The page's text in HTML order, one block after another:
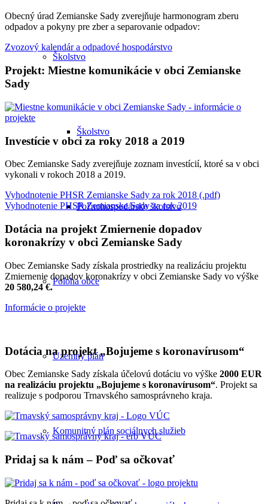
Školstvo
Školstvo
Poľnohospodárske školstvo
Poloha obce
Územný plán
Komunitný plán sociálnych služieb
Obecný úrad Zemianske Sady zverejňuje harmonogram zberu
odpadov a pokyny pre zber a separovanie odpadov:
Zvozový kalendár a odpadové hospodárstvo
Projekt: Miestne komunikácie v obci Zemianske
Sady
Investície v obci za roky 2018 a 2019
Obec Zemianske Sady zverejňuje zoznam investícií, ktoré sa v obci
vykonali v rokoch 2018 a 2019.
Vyhodnotenie PHSR Zemianske Sady za rok 2018 (.pdf)
Vyhodnotenie PHSR Zemianske Sady za rok 2019
Dotácia na projekt Zmiernenie dopadov
koronakrízy v obci Zemianske Sady
Obec Zemianske Sady získala prostriedky na realizáciu projektu
Zmiernenie dopadov koronakrízy v obci Zemianske Sady vo výške
20 580,24 €.
Informácie o projekte
Dotácia na projekt „Bojujeme s koronavírusom“
Obec Zemianske Sady získala účelovú dotáciu vo výške 2000 EUR
na realizáciu projektu „Bojujeme s koronavírusom“. Projekt sa
realizuje s podporou Trnavského samosprávneho kraja.
Pridaj sa k nám – Poď sa očkovať